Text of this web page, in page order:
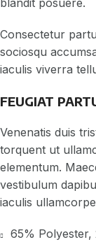
blandit posuere.
Consectetur
sociosqu
iaculis viverra
FEUGIAT
Venenatis duis
torquent ut
elementum.
vestibulum
iaculis
65% Polyester,